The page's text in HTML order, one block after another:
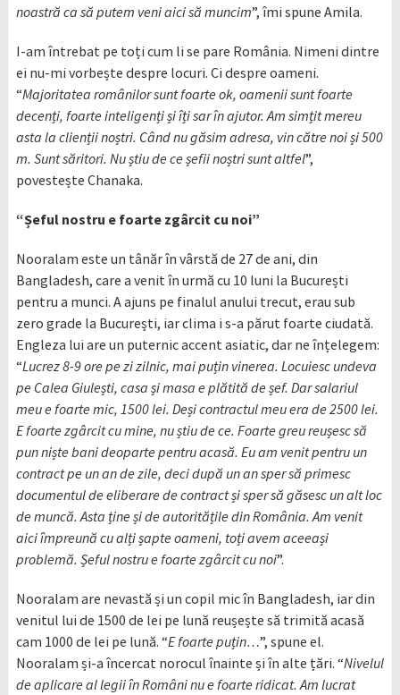
noastră ca să putem veni aici să muncim”, îmi spune Amila.
I-am întrebat pe toți cum li se pare România. Nimeni dintre
ei nu-mi vorbește despre locuri. Ci despre oameni.
“Majoritatea românilor sunt foarte ok, oamenii sunt foarte
decenți, foarte inteligenți și îți sar în ajutor. Am simțit mereu
asta la clienții noștri. Când nu găsim adresa, vin către noi și 500
m. Sunt săritori. Nu știu de ce șefii noștri sunt altfel”,
povestește Chanaka.
“Șeful nostru e foarte zgârcit cu noi”
Nooralam este un tânăr în vârstă de 27 de ani, din
Bangladesh, care a venit în urmă cu 10 luni la București
pentru a munci. A ajuns pe finalul anului trecut, erau sub
zero grade la București, iar clima i s-a părut foarte ciudată.
Engleza lui are un puternic accent asiatic, dar ne înțelegem:
“Lucrez 8-9 ore pe zi zilnic, mai puțin vinerea. Locuiesc undeva
pe Calea Giulești, casa și masa e plătită de șef. Dar salariul
meu e foarte mic, 1500 lei. Deși contractul meu era de 2500 lei.
E foarte zgârcit cu mine, nu știu de ce. Foarte greu reușesc să
pun niște bani deoparte pentru acasă. Eu am venit pentru un
contract pe un an de zile, deci după un an sper să primesc
documentul de eliberare de contract și sper să găsesc un alt loc
de muncă. Asta ține și de autoritățile din România. Am venit
aici împreună cu alți șapte oameni, toți avem aceeași
problemă. Șeful nostru e foarte zgârcit cu noi”.
Nooralam are nevastă și un copil mic în Bangladesh, iar din
venitul lui de 1500 de lei pe lună reușește să trimită acasă
cam 1000 de lei pe lună. “E foarte puțin…”, spune el.
Nooralam și-a încercat norocul înainte și în alte țări. “Nivelul
de aplicare al legii în Români nu e foarte ridicat. Am lucrat